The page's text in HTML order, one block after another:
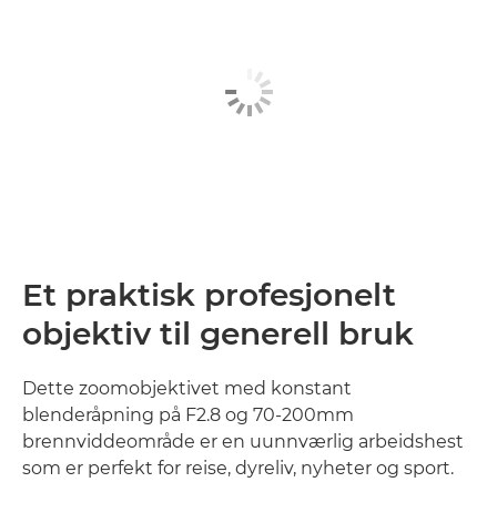
Et praktisk profesjonelt
objektiv til generell bruk
Dette zoomobjektivet med konstant
blenderåpning på F2.8 og 70-200mm
brennviddeområde er en uunnværlig arbeidshest
som er perfekt for reise, dyreliv, nyheter og sport.